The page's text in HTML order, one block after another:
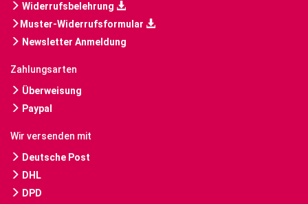
Widerrufsbelehrung
Muster-Widerrufsformular
Newsletter Anmeldung
Zahlungsarten
Überweisung
Paypal
Wir versenden mit
Deutsche Post
DHL
DPD